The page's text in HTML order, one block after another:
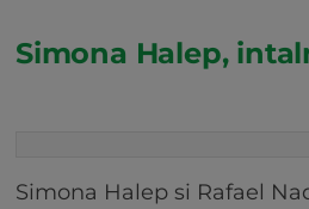
Simona Halep,
Simona Halep si Rafael